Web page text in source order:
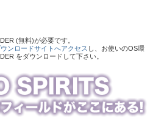
(無料)が必要です。
ウンロードサイトへアクセス し、お使いのOS環
をダウンロードして下さい。